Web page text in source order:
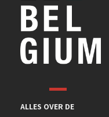
ALLES OVER DE